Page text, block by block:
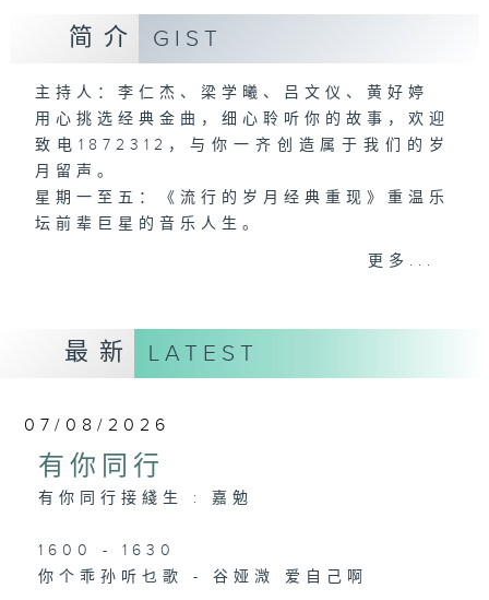
简介 GIST
主持人：李仁杰、梁学曦、吕文仪、黄好婷
用心挑选经典金曲，细心聆听你的故事，欢迎
致电1872312，与你一齐创造属于我们的岁
月留声。
星期一至五：《流行的岁月经典重现》重温乐
坛前辈巨星的音乐人生。
逢星期三：《有你有健康》有医生带给你健康
逢星期五：《你个乖孙听乜歌》邀请新进歌手
介绍新音乐作品，助听众了解流行音乐。
吕文仪主持星期四，黄好婷主持星期五。
更多...
最新 LATEST
07/08/2026
有你同行
有你同行接綫生 : 嘉勉
1600 - 1630
你个乖孙听乜歌 - 谷娅溦 爱自己啊